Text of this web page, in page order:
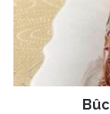
n
s
e
c